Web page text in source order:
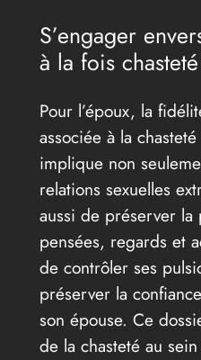
S’engager
à la fois
Pour l’époux, la
associée à la
implique non
relations sexuelles
aussi de préserver la
pensées, regards et
de contrôler ses
préserver la
son épouse. Ce
de la chasteté au